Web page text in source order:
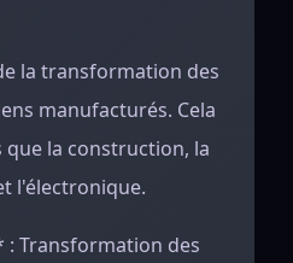
la transformation des
manufacturés. Cela
la construction, la
l'électronique.
Transformation des